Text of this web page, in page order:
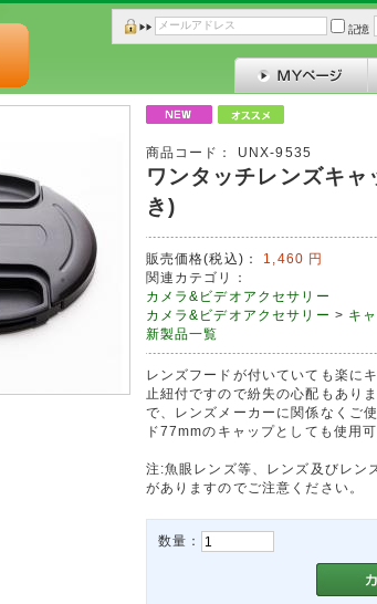
記憶
商品コード： UNX-9535
ワンタッチレンズキ
き)
販売価格(税込)： 1,460 円
関連カテゴリ：
カメラ&ビデオアクセサリー
カメラ&ビデオアクセサリー > キ
新製品一覧
レンズフードが付いていても楽に
止紐付ですので紛失の心配もあり
で、レンズメーカーに関係なくご
ド77mmのキャップとしても使用可
注:魚眼レンズ等、レンズ及びレン
がありますのでご注意ください。
数量：